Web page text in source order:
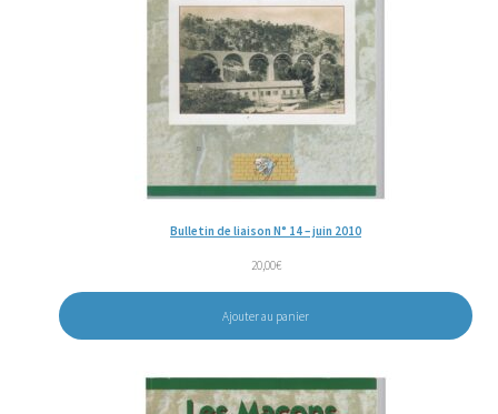
Bulletin de liaison N° 14 – juin 2010
20,00€
Ajouter au panier